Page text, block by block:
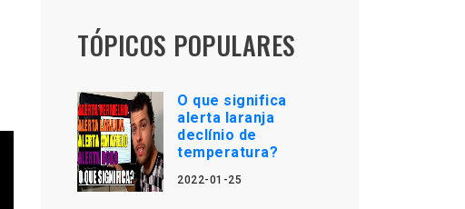
TÓPICOS POPULARES
O que significa
alerta laranja
declínio de
temperatura?
2022-01-25